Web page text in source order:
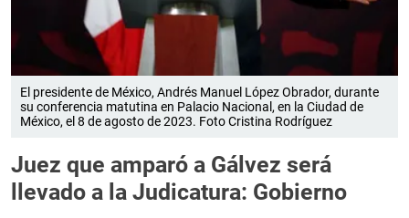
El presidente de México, Andrés Manuel López Obrador, durante
su conferencia matutina en Palacio Nacional, en la Ciudad de
México, el 8 de agosto de 2023. Foto Cristina Rodríguez
Juez que amparó a Gálvez será
llevado a la Judicatura: Gobierno